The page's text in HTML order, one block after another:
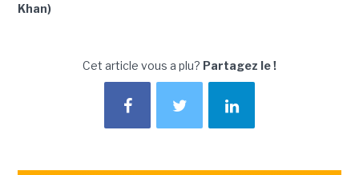
Khan)
Cet article vous a plu? Partagez le !